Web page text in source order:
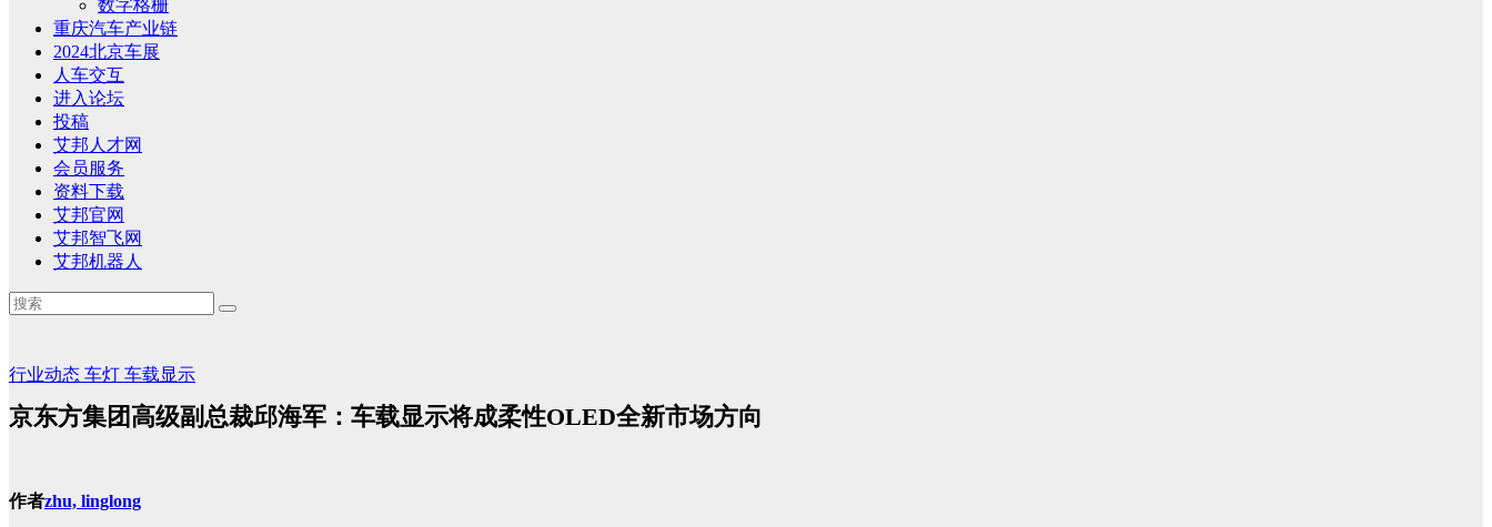
数字格栅
重庆汽车产业链
2024北京车展
人车交互
进入论坛
投稿
艾邦人才网
会员服务
资料下载
艾邦官网
艾邦智飞网
艾邦机器人
行业动态 车灯 车载显示
京东方集团高级副总裁邱海军：车载显示将成柔性OLED全新市场方向
作者zhu, linglong